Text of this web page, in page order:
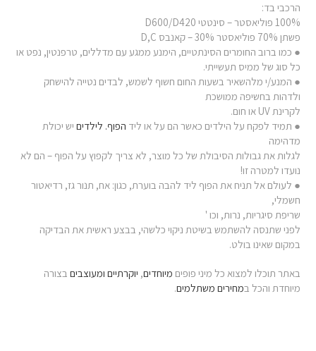
הרכבי בד:
100% פוליאסטר – סינטטי D600/D420
פשתן 70% פוליאסטר 30% – קאנבס D,C
● כמו ברוב החומרים הסינתטיים, הימנע ממגע עם מדללים, טרפנטין, נפט או
כל סוג של ממיס תעשייתי.
● המנע/י מלהשאיר בשעות החום חשוף לשמש, לבדים נטייה להישחק
ולדהות בחשיפה ממושכת
לקרינת UV או חום.
● תמיד לפקח על הילדים כאשר הם על או ליד הפוף. לילדים יש יכולת
מדהימה
לגלות את גבולות הסיבולת של כל מוצר, לא צריך לקפוץ על הפוף – הם לא
נועדו למטרה זו!
● לעולם אל תניח את הפוף ליד להבה בוערת, כגון: אח, תנור גז, רדיאטור
חשמלי,
שריפת סיגריות, נרות, וכו '
לפני שתנסה להשתמש בשיטת ניקוי כלשהי, בבצע ראשית את הבדיקה
במקום שאינו בולט.
באתר תוכלו למצוא כל מיני פופים מיוחדים, יוקרתיים ומעוצבים בצורה
מיוחדת והכל במחירים משתלמים.